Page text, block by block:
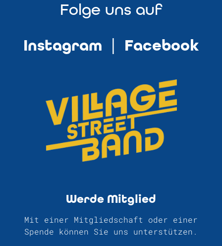
Folge uns auf
Instagram
Facebook
Werde Mitglied
Mit einer Mitgliedschaft oder einer
Spende können Sie uns unterstützen.